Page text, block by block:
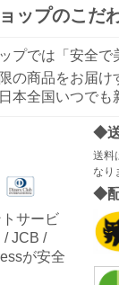
ップのこだ
プでは「安全
の商品をお届
本全国いつでも
サービ
/ JCB /
が安全
◆
送料
なり
◆